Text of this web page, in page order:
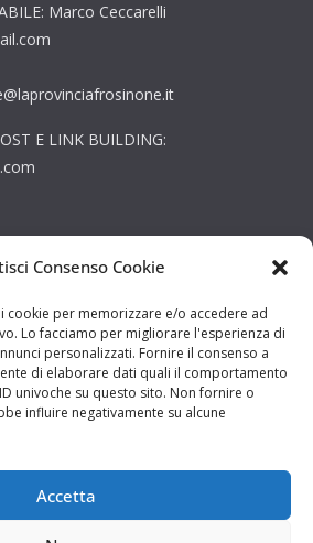
Consenso Cookie
cookie per memorizzare e/o accedere ad
Lo facciamo per migliorare l'esperienza di
personalizzati. Fornire il consenso a
di elaborare dati quali il comportamento
univoche su questo sito. Non fornire o
influire negativamente su alcune
Accetta
Marco Ceccarelli
E LINK BUILDING:
Rieti. Tutti i diritti riservati.
STUDIO